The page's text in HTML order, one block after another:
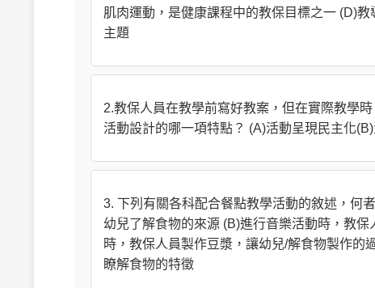
肌肉運動，是健康課程中的教保目標之一 (D)
主題
2.教保人員在教學前寫好教案，但在實際教學
活動設計的哪一項特點？ (A)活動呈現民主化
3. 下列有關各科配合餐點教學活動的敘述，何
幼兒了解食物的來源 (B)進行音樂活動時，教
時，教保人員製作豆漿，讓幼兒/解食物製作的
瞭解食物的特徵